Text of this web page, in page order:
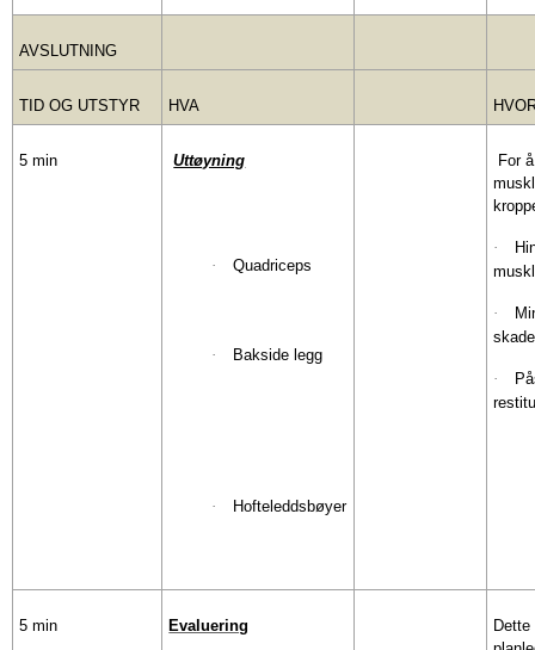
AVSLUTNING
TID OG UTSTYR HVA
5 min Uttøyning
· Quadriceps
· Bakside legg
· Hofteleddsbøyer
For
·
·
·
5 min Evaluering